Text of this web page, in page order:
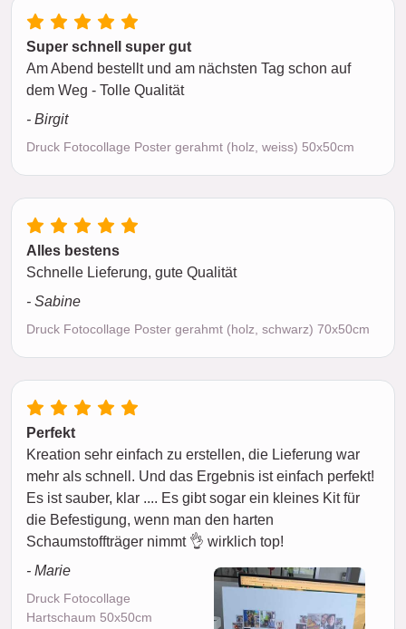
Super schnell super gut
Am Abend bestellt und am nächsten Tag schon auf
dem Weg - Tolle Qualität
- Birgit
Druck Fotocollage Poster gerahmt (holz, weiss) 50x50cm
Alles bestens
Schnelle Lieferung, gute Qualität
- Sabine
Druck Fotocollage Poster gerahmt (holz, schwarz) 70x50cm
Perfekt
Kreation sehr einfach zu erstellen, die Lieferung war
mehr als schnell. Und das Ergebnis ist einfach perfekt!
Es ist sauber, klar .... Es gibt sogar ein kleines Kit für
die Befestigung, wenn man den harten
Schaumstoffträger nimmt 👌 wirklich top!
- Marie
Druck Fotocollage
Hartschaum 50x50cm